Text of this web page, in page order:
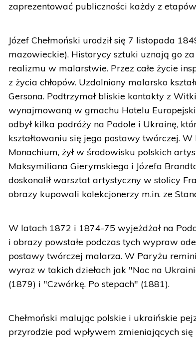
zaprezentować publiczności każdy z
Józef Chełmoński urodził się 7 listopada
mazowieckie). Historycy sztuki uznają go
realizmu w malarstwie. Przez całe życie
z życia chłopów. Uzdolniony malarsko
Gersona. Podtrzymał bliskie kontakty z
wynajmowaną w gmachu Hotelu
odbył kilka podróży na Podole i Ukrainę,
kształtowaniu się jego postawy twórczej.
Monachium, żył w środowisku polskich
Maksymiliana Gierymskiego i Józefa
doskonalił warsztat artystyczny w stolicy
obrazy kupowali kolekcjonerzy m.in. ze
W latach 1872 i 1874-75 wyjeżdżał na
i obrazy powstałe podczas tych wypraw
postawy twórczej malarza. W Paryżu
wyraz w takich dziełach jak "Noc na
(1879) i "Czwórkę. Po stepach" (1881).
Chełmoński malując polskie i ukraińskie
przyrodzie pod wpływem zmieniających